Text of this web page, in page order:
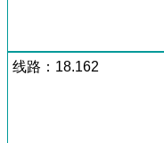
线路：18.162